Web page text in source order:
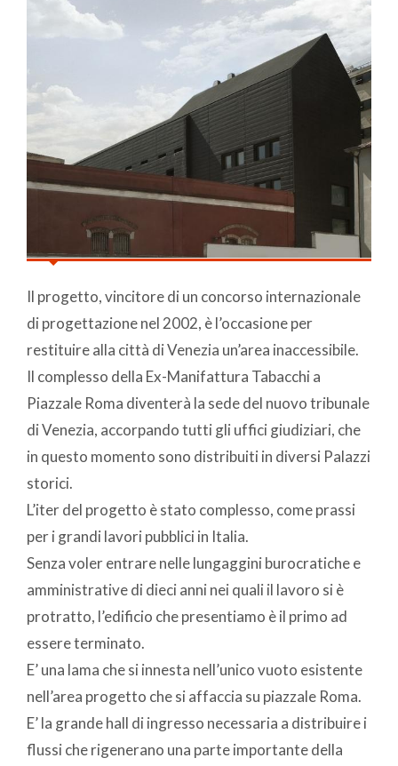
Il progetto, vincitore di un concorso internazionale
di progettazione nel 2002, è l’occasione per
restituire alla città di Venezia un’area inaccessibile.
Il complesso della Ex-Manifattura Tabacchi a
Piazzale Roma diventerà la sede del nuovo tribunale
di Venezia, accorpando tutti gli uffici giudiziari, che
in questo momento sono distribuiti in diversi Palazzi
storici.
L’iter del progetto è stato complesso, come prassi
per i grandi lavori pubblici in Italia.
Senza voler entrare nelle lungaggini burocratiche e
amministrative di dieci anni nei quali il lavoro si è
protratto, l’edificio che presentiamo è il primo ad
essere terminato.
E’ una lama che si innesta nell’unico vuoto esistente
nell’area progetto che si affaccia su piazzale Roma.
E’ la grande hall di ingresso necessaria a distribuire i
flussi che rigenerano una parte importante della